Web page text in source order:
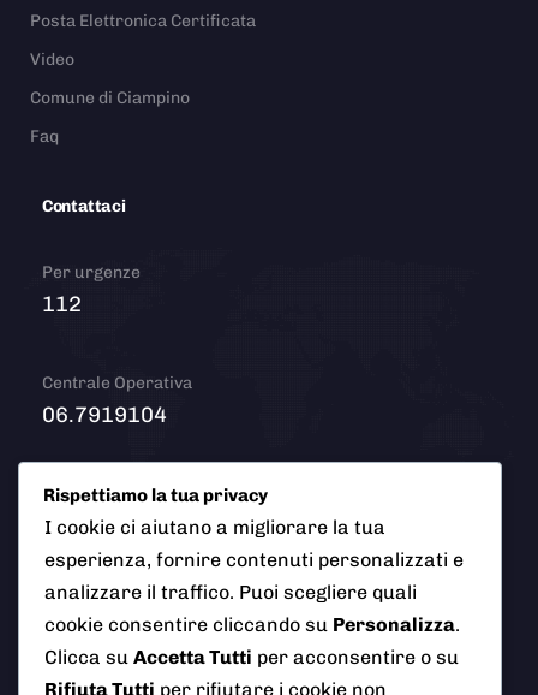
Posta Elettronica Certificata
Video
Comune di Ciampino
Faq
Contattaci
Per urgenze
112
Centrale Operativa
06.7919104
Email
info@polizialocaleciampino.it
i diritti riservati
Rispettiamo la tua privacy
I cookie ci aiutano a migliorare la tua
esperienza, fornire contenuti personalizzati e
analizzare il traffico. Puoi scegliere quali
cookie consentire cliccando su Personalizza.
Clicca su Accetta Tutti per acconsentire o su
Rifiuta Tutti per rifiutare i cookie non